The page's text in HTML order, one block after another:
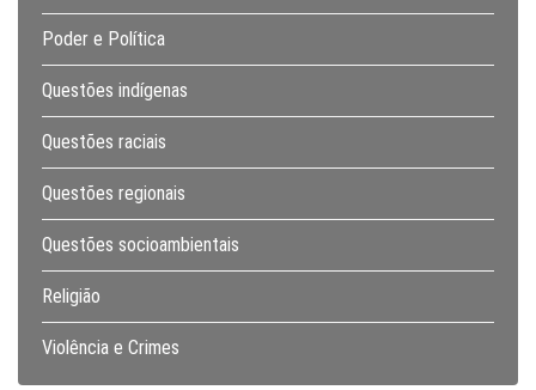
Poder e Política
Questões indígenas
Questões raciais
Questões regionais
Questões socioambientais
Religião
Violência e Crimes